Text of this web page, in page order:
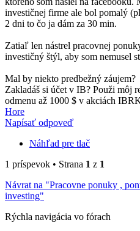
investičnej firme ale bol pomalý
2 dni to čo ja dám za 30 min.
Zatiaľ len nástrel pracovnej
investičný štýl, aby som nemusel
Mal by niekto predbežný záujem?
Zakladáš si účet v IB? Použi môj
odmenu až 1000 $ v akciách
Hore
Napísať odpoveď
Náhľad pre tlač
1 príspevok • Strana 1 z 1
Návrat na "Pracovne ponuky ,
investing"
Rýchla navigácia vo fórach